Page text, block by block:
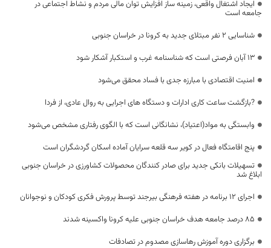
ایجاد اشتغال واقعی، زمینه ساز افزایش توان مالی مردم و نشاط اجتماعی در
جامعه است
شناسایی 2 نفر مبتلای جدید به کرونا در خراسان جنوبی
۱۳ آبان فرصتی است که شناسنامه غرب و استکبار آشکار شود
امنیت اقتصادی با مبارزه جدی با فساد محقق می‌شود
?بازگشت ساعت کاری ادارات و دستگاه های اجرایی به روال عادی، از فردا
وابستگی به مواد(اعتیاد)، نشانگانی است که با الگوی رفتاری مشخص می‌شود
پنج اقامتگاه فعال در کویر سه قلعه سرایان آماده اسکان گردشگران است
تسهیلات بانکی جدید برای صادر کنندگان محصولات کشاورزی در خراسان جنوبی
ابلاغ شد
اجرای ۱۲ برنامه در هفته فرهنگی بیرجند توسط پرورش فکری کودکان و نوجوانان
۸۵ درصد جامعه هدف خراسان جنوبی علیه کرونا واکسینه شدند
برگزاری دوره آموزش رهاسازی مصدوم در تصادفات